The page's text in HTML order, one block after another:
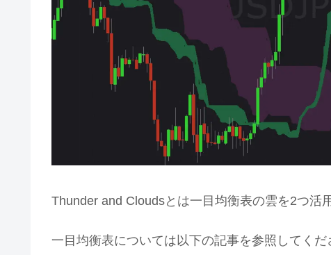
Thunder and Cloudsとは一目均衡表の雲を2つ活
一目均衡表については以下の記事を参照してくだ